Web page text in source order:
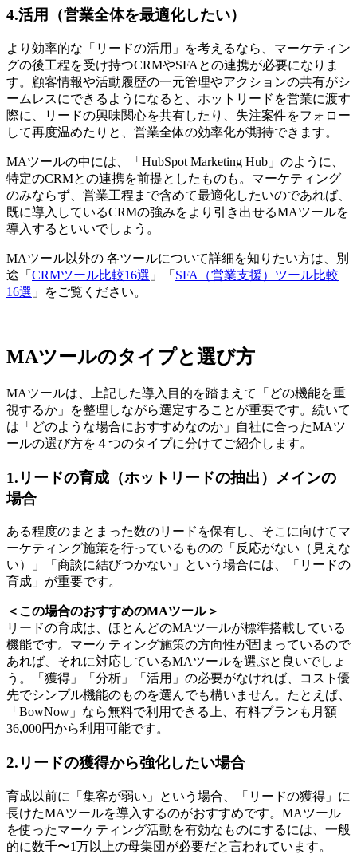
4.活用（営業全体を最適化したい）
より効率的な「リードの活用」を考えるなら、マーケティン
グの後工程を受け持つCRMやSFAとの連携が必要になりま
す。顧客情報や活動履歴の一元管理やアクションの共有がシ
ームレスにできるようになると、ホットリードを営業に渡す
際に、リードの興味関心を共有したり、失注案件をフォロー
して再度温めたりと、営業全体の効率化が期待できます。
MAツールの中には、「HubSpot Marketing Hub」のように、
特定のCRMとの連携を前提としたものも。マーケティング
のみならず、営業工程まで含めて最適化したいのであれば、
既に導入しているCRMの強みをより引き出せるMAツールを
導入するといいでしょう。
MAツール以外の 各ツールについて詳細を知りたい方は、別
途「 CRMツール比較16選 」「 SFA（営業支援）ツール比較
16選 」をご覧ください。
MAツールのタイプと選び方
MAツールは、上記した導入目的を踏まえて「どの機能を重
視するか」を整理しながら選定することが重要です。続いて
は「どのような場合におすすめなのか」自社に合ったMAツ
ールの選び方を４つのタイプに分けてご紹介します。
1.リードの育成（ホットリードの抽出）メインの
場合
ある程度のまとまった数のリードを保有し、そこに向けてマ
ーケティング施策を行っているものの「反応がない（見えな
い）」「商談に結びつかない」という場合には、「リードの
育成」が重要です。
＜この場合のおすすめのMAツール＞
リードの育成は、ほとんどのMAツールが標準搭載している
機能です。マーケティング施策の方向性が固まっているので
あれば、それに対応しているMAツールを選ぶと良いでしょ
う。「獲得」「分析」「活用」の必要がなければ、コスト優
先でシンプル機能のものを選んでも構いません。たとえば、
「BowNow」なら無料で利用できる上、有料プランも月額
36,000円から利用可能です。
2.リードの獲得から強化したい場合
育成以前に「集客が弱い」という場合、「リードの獲得」に
長けたMAツールを導入するのがおすすめです。MAツール
を使ったマーケティング活動を有効なものにするには、一般
的に数千〜1万以上の母集団が必要だと言われています。